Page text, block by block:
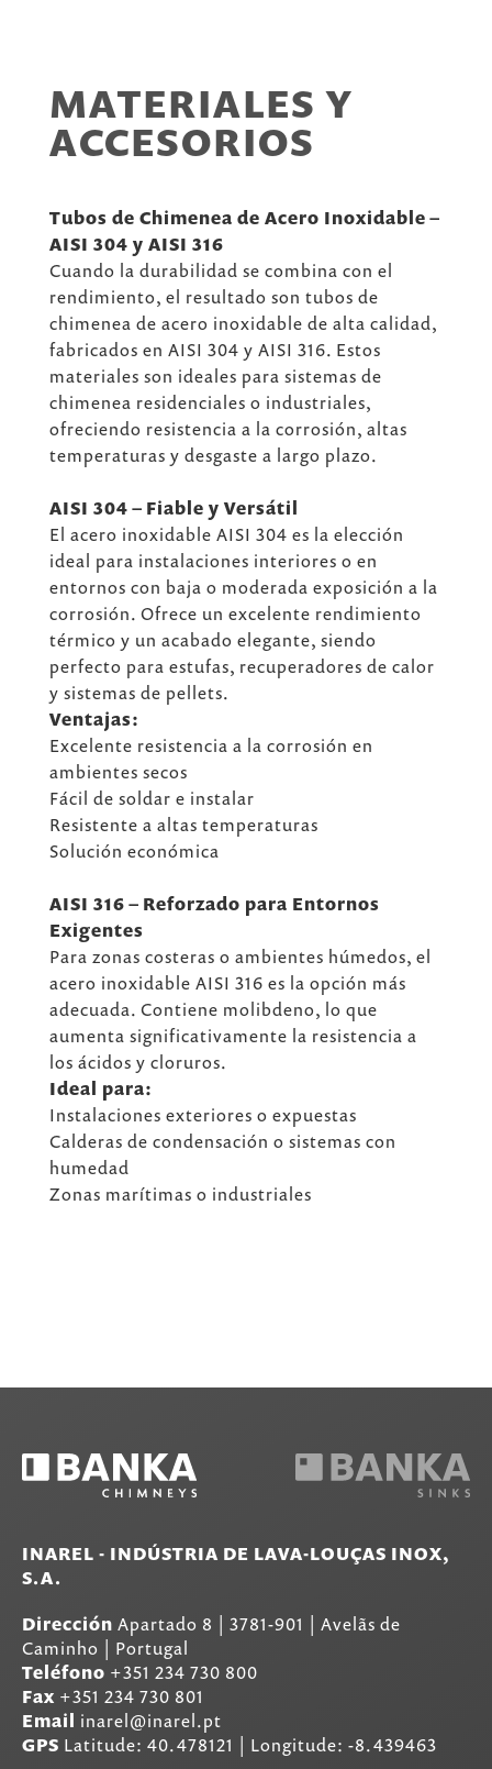
MATERIALES Y
ACCESORIOS
Tubos de Chimenea de Acero Inoxidable –
AISI 304 y AISI 316
Cuando la durabilidad se combina con el
rendimiento, el resultado son tubos de
chimenea de acero inoxidable de alta calidad,
fabricados en AISI 304 y AISI 316. Estos
materiales son ideales para sistemas de
chimenea residenciales o industriales,
ofreciendo resistencia a la corrosión, altas
temperaturas y desgaste a largo plazo.
AISI 304 – Fiable y Versátil
El acero inoxidable AISI 304 es la elección
ideal para instalaciones interiores o en
entornos con baja o moderada exposición a la
corrosión. Ofrece un excelente rendimiento
térmico y un acabado elegante, siendo
perfecto para estufas, recuperadores de calor
y sistemas de pellets.
Ventajas:
Excelente resistencia a la corrosión en
ambientes secos
Fácil de soldar e instalar
Resistente a altas temperaturas
Solución económica
AISI 316 – Reforzado para Entornos
Exigentes
Para zonas costeras o ambientes húmedos, el
acero inoxidable AISI 316 es la opción más
adecuada. Contiene molibdeno, lo que
aumenta significativamente la resistencia a
los ácidos y cloruros.
Ideal para:
Instalaciones exteriores o expuestas
Calderas de condensación o sistemas con
humedad
Zonas marítimas o industriales
INAREL - INDÚSTRIA DE LAVA-LOUÇAS INOX,
S.A.
Dirección Apartado 8 3781-901
Avelãs de
Caminho | Portugal
Teléfono +351 234 730 800
Fax +351 234 730 801
Email inarel@inarel.pt
GPS Latitude: 40.478121 | Longitude: -8.439463